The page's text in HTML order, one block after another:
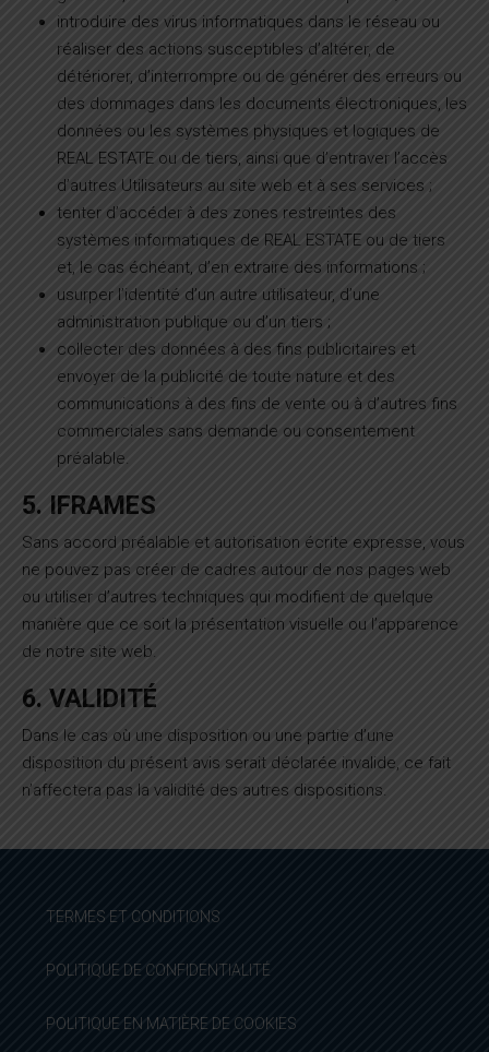
introduire des virus informatiques dans le réseau ou
réaliser des actions susceptibles d’altérer, de
détériorer, d’interrompre ou de générer des erreurs ou
des dommages dans les documents électroniques, les
données ou les systèmes physiques et logiques de
REAL ESTATE ou de tiers, ainsi que d’entraver l’accès
d’autres Utilisateurs au site web et à ses services ;
tenter d’accéder à des zones restreintes des
systèmes informatiques de REAL ESTATE ou de tiers
et, le cas échéant, d’en extraire des informations ;
usurper l’identité d’un autre utilisateur, d’une
administration publique ou d’un tiers ;
collecter des données à des fins publicitaires et
envoyer de la publicité de toute nature et des
communications à des fins de vente ou à d’autres fins
commerciales sans demande ou consentement
préalable.
5. IFRAMES
Sans accord préalable et autorisation écrite expresse, vous
ne pouvez pas créer de cadres autour de nos pages web
ou utiliser d’autres techniques qui modifient de quelque
manière que ce soit la présentation visuelle ou l’apparence
de notre site web.
6. VALIDITÉ
Dans le cas où une disposition ou une partie d’une
disposition du présent avis serait déclarée invalide, ce fait
n’affectera pas la validité des autres dispositions.
TERMES ET CONDITIONS
POLITIQUE DE CONFIDENTIALITÉ
POLITIQUE EN MATIÈRE DE COOKIES